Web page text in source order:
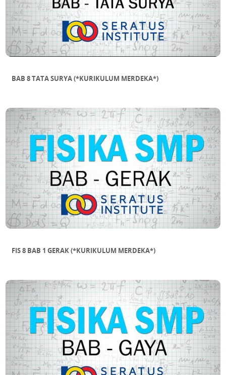
BAB 8 TATA SURYA (*KURIKULUM MERDEKA*)
FIS 8 BAB 1 GERAK (*KURIKULUM MERDEKA*)